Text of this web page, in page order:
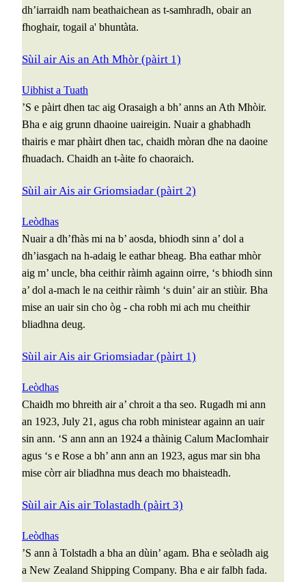
dh’iarraidh nam beathaichean as t-samhradh, obair an
fhoghair, togail a' bhuntàta.
Sùil air Ais an Ath Mhòr (pàirt 1)
Uibhist a Tuath
’S e pàirt dhen tac aig Orasaigh a bh’ anns an Ath Mhòir.
Bha e aig grunn dhaoine uaireigin. Nuair a ghabhadh
thairis e mar phàirt dhen tac, chaidh mòran dhe na daoine
fhuadach. Chaidh an t-àite fo chaoraich.
Sùil air Ais air Griomsiadar (pàirt 2)
Leòdhas
Nuair a dh’fhàs mi na b’ aosda, bhiodh sinn a’ dol a
dh’iasgach na h-adaig le eathar bheag. Bha eathar mhòr
aig m’ uncle, bha ceithir ràimh againn oirre, ‘s bhiodh sinn
a’ dol a-mach le na ceithir ràimh ‘s duin’ air an stiùir. Bha
mise an uair sin cho òg - cha robh mi ach mu cheithir
bliadhna deug.
Sùil air Ais air Griomsiadar (pàirt 1)
Leòdhas
Chaidh mo bhreith air a’ chroit a tha seo. Rugadh mi ann
an 1923, July 21, agus cha robh ministear againn an uair
sin ann. ‘S ann ann an 1924 a thàinig Calum MacIomhair
agus ‘s e Rose a bh’ ann ann an 1923, agus mar sin bha
mise còrr air bliadhna mus deach mo bhaisteadh.
Sùil air Ais air Tolastadh (pàirt 3)
Leòdhas
’S ann à Tolstadh a bha an dùin’ agam. Bha e seòladh aig
a New Zealand Shipping Company. Bha e air falbh fada.